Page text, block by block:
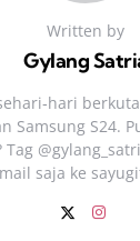
Written by
Gylang
Samsung S24.
saja ke